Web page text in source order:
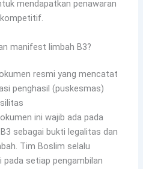
mendapatkan penawaran
manifest limbah B3?
resmi yang mencatat
penghasil (puskesmas)
ini wajib ada pada
sebagai bukti legalitas dan
Tim Boslim selalu
setiap pengambilan